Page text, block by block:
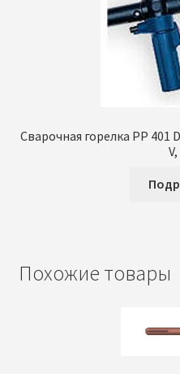
Сварочная горелка PP 401
Похожие товары